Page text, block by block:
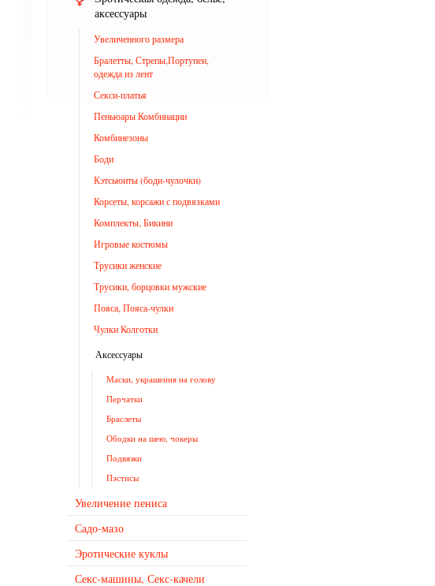
аксессуары
Увеличенного размера
Бралетты, Стрепы,Портупеи,
одежда из лент
Секси-платья
Пеньюары Комбинации
Комбинезоны
Боди
Кэтсьюиты (боди-чулочки)
Корсеты, корсажи с подвязками
Комплекты, Бикини
Игровые костюмы
Трусики женские
Трусики, борцовки мужские
Пояса, Пояса-чулки
Чулки Колготки
Аксессуары
Маски, украшения на голову
Перчатки
Браслеты
Ободки на шею, чокеры
Подвязки
Пэстисы
Увеличение пениса
Садо-мазо
Эротические куклы
Секс-машины, Секс-качели